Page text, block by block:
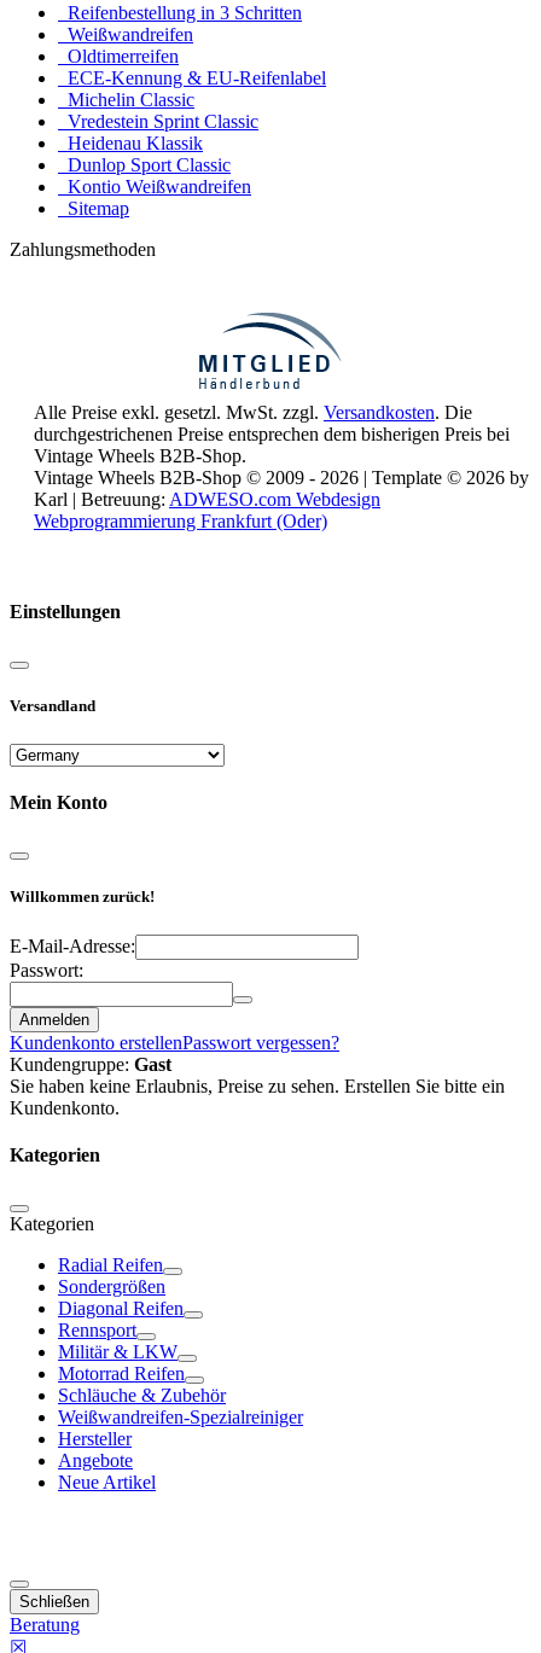
Reifenbestellung in 3 Schritten
Weißwandreifen
Oldtimerreifen
ECE-Kennung & EU-Reifenlabel
Michelin Classic
Vredestein Sprint Classic
Heidenau Klassik
Dunlop Sport Classic
Kontio Weißwandreifen
Sitemap
Zahlungsmethoden
Alle Preise exkl. gesetzl. MwSt. zzgl. Versandkosten. Die
durchgestrichenen Preise entsprechen dem bisherigen Preis bei
Vintage Wheels B2B-Shop.
Vintage Wheels B2B-Shop © 2009 - 2026 | Template © 2026 by
Karl | Betreuung: ADWESO.com Webdesign
Webprogrammierung Frankfurt (Oder)
Einstellungen
Versandland
Mein Konto
Willkommen zurück!
E-Mail-Adresse:
Passwort:
Anmelden
Kundenkonto erstellenPasswort vergessen?
Kundengruppe: Gast
Sie haben keine Erlaubnis, Preise zu sehen. Erstellen Sie bitte ein
Kundenkonto.
Kategorien
Kategorien
Radial Reifen
Sondergrößen
Diagonal Reifen
Rennsport
Militär & LKW
Motorrad Reifen
Schläuche & Zubehör
Weißwandreifen-Spezialreiniger
Hersteller
Angebote
Neue Artikel
Schließen
Beratung
☒